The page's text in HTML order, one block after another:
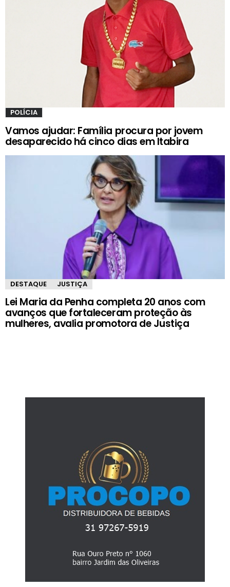
POLÍCIA
Vamos ajudar: Família procura por jovem
desaparecido há cinco dias em Itabira
DESTAQUE JUSTIÇA
Lei Maria da Penha completa 20 anos com
avanços que fortaleceram proteção às
mulheres, avalia promotora de Justiça